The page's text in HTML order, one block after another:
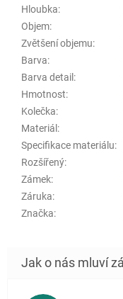
Hloubka:
Objem:
Zvětšení objemu:
Barva:
Barva detail :
Hmotnost:
Kolečka:
Materiál :
Specifikace materiálu:
Rozšířený:
Zámek:
Záruka:
Značka: